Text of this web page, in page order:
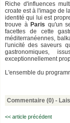
Riche d'influences
croate est à l'image de
identité qui lui est
trouve à Paris qu'un
facettes de cette
méditerranéennes,
l'unicité des saveurs
gastronomiques,
exceptionnellement
L'ensemble du
Commentaire (0) -
<< article précédent